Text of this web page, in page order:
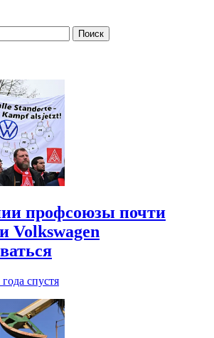
профсоюзы почти
Volkswagen
года спустя